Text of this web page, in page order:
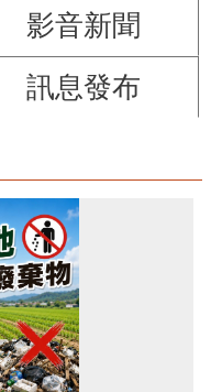
影音新聞
訊息發布